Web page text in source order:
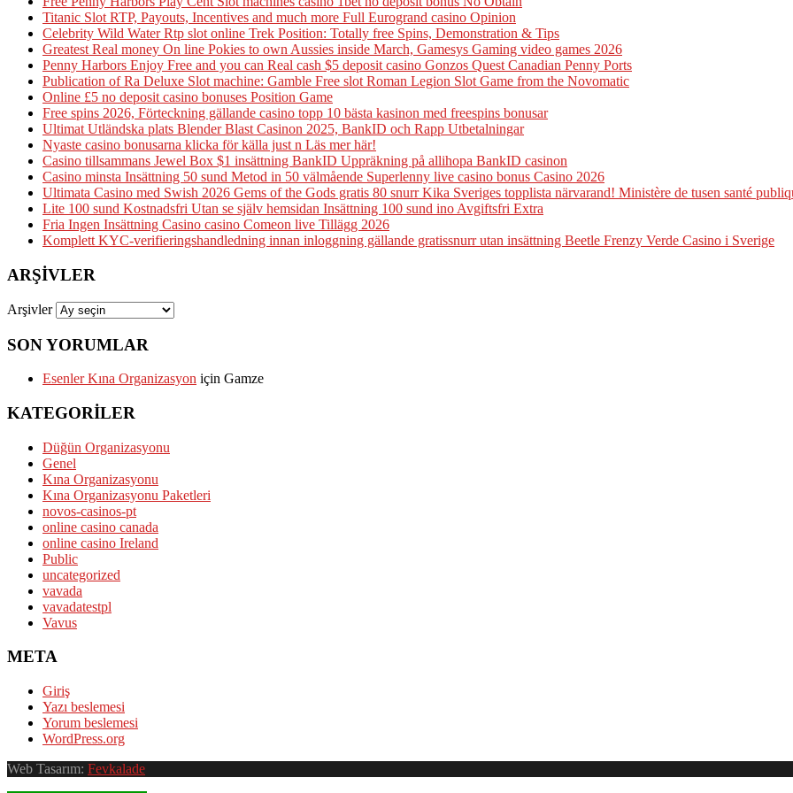
Titanic Slot RTP, Payouts, Incentives and much more Full Eurogrand casino Opinion
Celebrity Wild Water Rtp slot online Trek Position: Totally free Spins, Demonstration & Tips
Greatest Real money On line Pokies to own Aussies inside March, Gamesys Gaming video games 2026
Penny Harbors Enjoy Free and you can Real cash $5 deposit casino Gonzos Quest Canadian Penny Ports
Publication of Ra Deluxe Slot machine: Gamble Free slot Roman Legion Slot Game from the Novomatic
Online £5 no deposit casino bonuses Position Game
Free spins 2026, Förteckning gällande casino topp 10 bästa kasinon med freespins bonusar
Ultimat Utländska plats Blender Blast Casinon 2025, BankID och Rapp Utbetalningar
Nyaste casino bonusarna klicka för källa just n Läs mer här!
Casino tillsammans Jewel Box $1 insättning BankID Uppräkning på allihopa BankID casinon
Casino minsta Insättning 50 sund Metod in 50 välmående Superlenny live casino bonus Casino 2026
Ultimata Casino med Swish 2026 Gems of the Gods gratis 80 snurr Kika Sveriges topplista närvarand! Ministère de tusen santé
Lite 100 sund Kostnadsfri Utan se själv hemsidan Insättning 100 sund ino Avgiftsfri Extra
Fria Ingen Insättning Casino casino Comeon live Tillägg 2026
Komplett KYC-verifieringshandledning innan inloggning gällande gratissnurr utan insättning Beetle Frenzy Verde Casino i Sverige
ARŞIVLER
Arşivler
SON YORUMLAR
Esenler Kına Organizasyon için Gamze
KATEGORILER
Düğün Organizasyonu
Genel
Kına Organizasyonu
Kına Organizasyonu Paketleri
novos-casinos-pt
online casino canada
online casino Ireland
Public
uncategorized
vavada
vavadatestpl
Vavus
META
Giriş
Yazı beslemesi
Yorum beslemesi
WordPress.org
Web Tasarım: Fevkalade